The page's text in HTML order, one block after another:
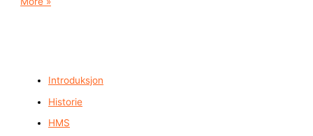
Introduksjon
Historie
HMS